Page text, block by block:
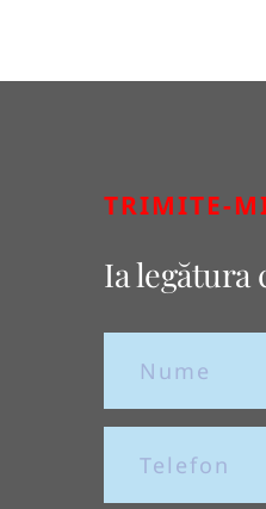
TRIMITE-
Ia legătura